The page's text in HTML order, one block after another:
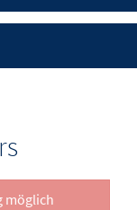
möglich